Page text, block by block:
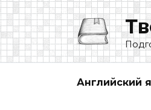
Перейти
к
содержанию
Английский